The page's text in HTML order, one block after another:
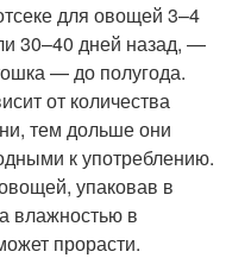
для овощей 3–4
30–40 дней назад, —
— до полугода.
от количества
тем дольше они
к употреблению.
упаковав в
влажностью в
прорасти.